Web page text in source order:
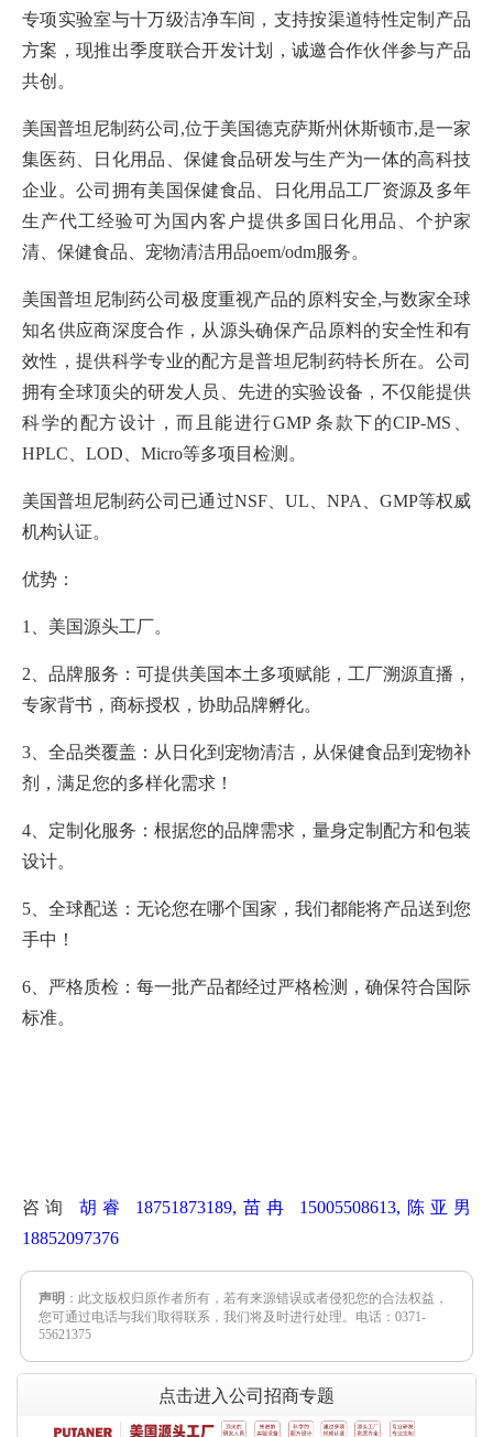
专项实验室与十万级洁净车间，支持按渠道特性定制产品
方案，现推出季度联合开发计划，诚邀合作伙伴参与产品
共创。
美国普坦尼制药公司,位于美国德克萨斯州休斯顿市,是一家
集医药、日化用品、保健食品研发与生产为一体的高科技
企业。公司拥有美国保健食品、日化用品工厂资源及多年
生产代工经验可为国内客户提供多国日化用品、个护家
清、保健食品、宠物清洁用品oem/odm服务。
美国普坦尼制药公司极度重视产品的原料安全,与数家全球
知名供应商深度合作，从源头确保产品原料的安全性和有
效性，提供科学专业的配方是普坦尼制药特长所在。公司
拥有全球顶尖的研发人员、先进的实验设备，不仅能提供
科学的配方设计，而且能进行GMP 条款下的CIP-MS、
HPLC、LOD、Micro等多项目检测。
美国普坦尼制药公司已通过NSF、UL、NPA、GMP等权威
机构认证。
优势：
1、美国源头工厂。
2、品牌服务：可提供美国本土多项赋能，工厂溯源直播，
专家背书，商标授权，协助品牌孵化。
3、全品类覆盖：从日化到宠物清洁，从保健食品到宠物补
剂，满足您的多样化需求！
4、定制化服务：根据您的品牌需求，量身定制配方和包装
设计。
5、全球配送：无论您在哪个国家，我们都能将产品送到您
手中！
6、严格质检：每一批产品都经过严格检测，确保符合国际
标准。
咨询 胡睿 18751873189,苗冉 15005508613,陈亚男
18852097376
声明 ：此文版权归原作者所有，若有来源错误或者侵犯您的合法权益，
您可通过电话与我们取得联系，我们将及时进行处理。电话：0371-
55621375
点击进入公司招商专题